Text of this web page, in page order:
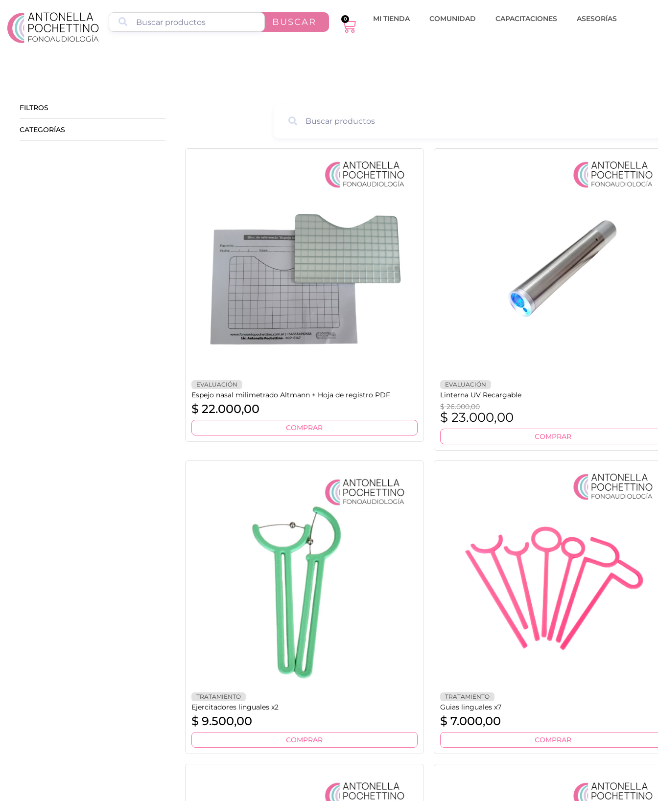
BUSCAR 0 MI TIENDA COMUNIDAD CAPACITACIONES ASESORÍAS
FILTROS
CATEGORÍAS
EVALUACIÓN
Espejo nasal milimetrado Altmann + Hoja de registro PDF
$ 22.000,00
COMPRAR
EVALUACIÓN
Linterna UV Recargable
$26.000,00
$ 23.000,00
COMPRAR
TRATAMIENTO
Ejercitadores linguales x2
$ 9.500,00
COMPRAR
TRATAMIENTO
Guias linguales x7
$ 7.000,00
COMPRAR